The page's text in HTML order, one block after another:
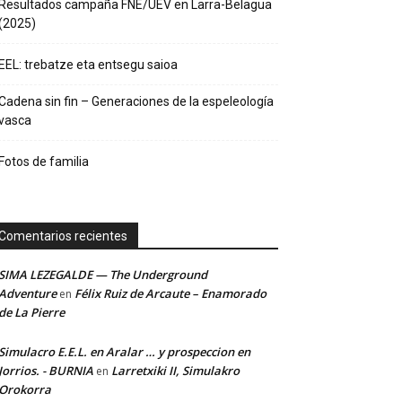
campaña FNE/UEV en Larra-Belagua
trebatze eta entsegu saioa
sin fin – Generaciones de la espeleología
de familia
recientes
LEZEGALDE — The Underground
en Félix Ruiz de Arcaute – Enamorado
La Pierre
E.E.L. en Aralar … y prospeccion en
- BURNIA en Larretxiki II, Simulakro